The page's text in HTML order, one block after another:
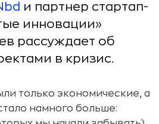
и партнер стартап-
инновации»
рассуждает об
в кризис.
только экономические, а
намного больше: